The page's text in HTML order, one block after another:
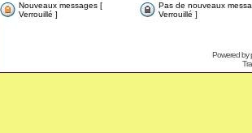
Nouveaux messages [
Verrouillé ]
Pas de nouveaux
Verrouillé ]
Powered by